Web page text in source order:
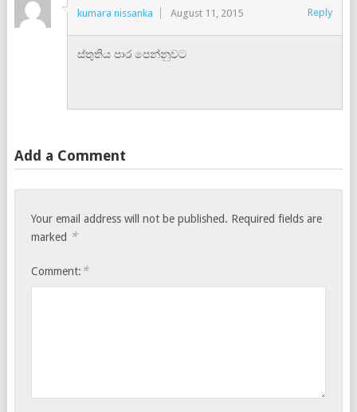
kumara nissanka August 11, 2015 Reply
ස්තුතිය පාර පෙන්නුවට
Add a Comment
Your email address will not be published. Required fields are
marked *
Comment: *